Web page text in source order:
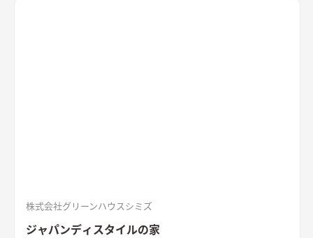
株式会社グリーンハウスシミズ
ジャパンディスタイルの家